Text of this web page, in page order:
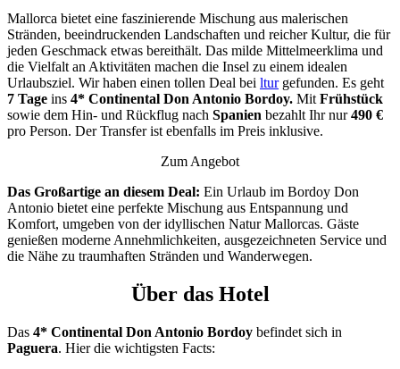
Mallorca bietet eine faszinierende Mischung aus malerischen
Stränden, beeindruckenden Landschaften und reicher Kultur, die für
jeden Geschmack etwas bereithält. Das milde Mittelmeerklima und
die Vielfalt an Aktivitäten machen die Insel zu einem idealen
Urlaubsziel. Wir haben einen tollen Deal bei lturgefunden. Es geht
7 Tage ins 4* Continental Don Antonio Bordoy. Mit Frühstück
sowie dem Hin- und Rückflug nach Spanien bezahlt Ihr nur490 €
pro Person. Der Transfer ist ebenfalls im Preis inklusive.
Zum Angebot
Das Großartige an diesem Deal: Ein Urlaub im Bordoy Don
Antonio bietet eine perfekte Mischung aus Entspannung und
Komfort, umgeben von der idyllischen Natur Mallorcas. Gäste
genießen moderne Annehmlichkeiten, ausgezeichneten Service und
die Nähe zu traumhaften Stränden und Wanderwegen.
Über das Hotel
Das 4* Continental Don Antonio Bordoy befindet sich in
Paguera. Hier die wichtigsten Facts: